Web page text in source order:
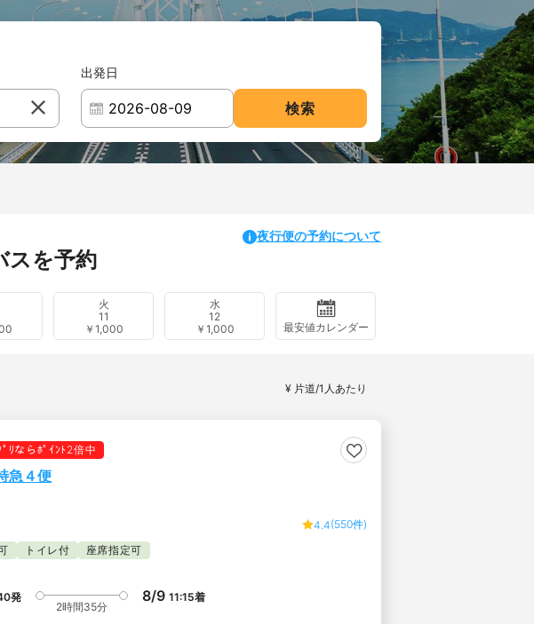
出発日
検索
スを予約
夜行便の予約について
火
11
￥1,000
水
12
￥1,000
最安値カレンダー
¥ 片道/1人あたり
ﾟﾘならﾎﾟｲﾝﾄ2倍中
急４便
4.4(550件)
トイレ付 座席指定可
発
2時間35分
8/9 11:15着